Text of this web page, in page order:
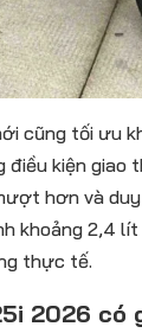
cũng tối ưu
điều kiện giao
hơn và
khoảng 2,4
thực tế.
2026 có